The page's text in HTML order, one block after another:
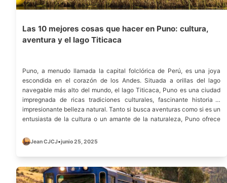
Las 10 mejores cosas que hacer en Puno: cultura,
aventura y el lago Titicaca
Puno, a menudo llamada la capital folclórica de Perú, es una joya
escondida en el corazón de los Andes. Situada a orillas del lago
navegable más alto del mundo, el lago Titicaca, Puno es una ciudad
impregnada de ricas tradiciones culturales, fascinante historia e
impresionante belleza natural. Tanto si busca aventuras como si es un
entusiasta de la cultura o un amante de la naturaleza, Puno ofrece
inolvidable. En esta guía, vamos a destacar las mejores cosas que
hacer en Puno, que le ofrece una mezcla perfecta de cultura, historia
y aventura.
Jean CJCJ•junio 25, 2025